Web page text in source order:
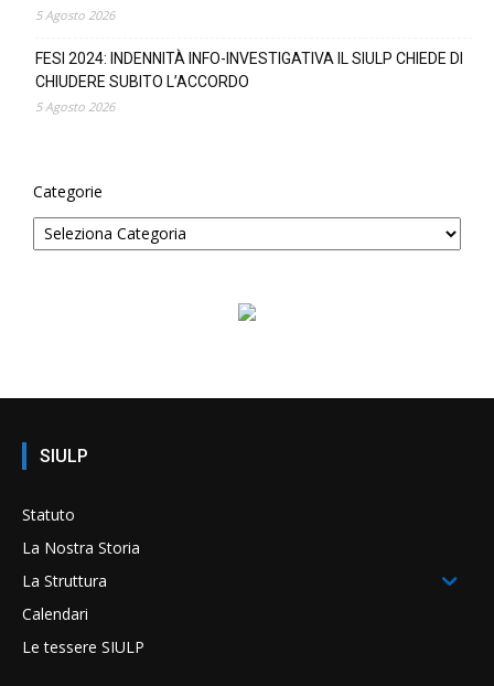
5 Agosto 2026
FESI 2024: INDENNITÀ INFO-INVESTIGATIVA IL SIULP CHIEDE DI
CHIUDERE SUBITO L’ACCORDO
5 Agosto 2026
Categorie
SIULP
Statuto
La Nostra Storia
La Struttura
Calendari
Le tessere SIULP